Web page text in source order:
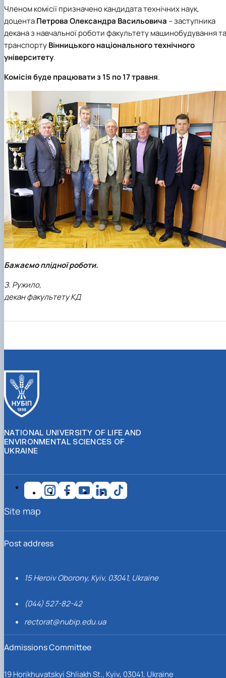
Членом комісії призначено кандидата технічних наук,
доцентаПетрова Олександра Васильовича – заступника
декана з навчальної роботи факультету машинобудування та
транспортуВінницького національного технічного
університету.
Комісія буде працюватиз 15 по 17 травня.
Бажаємо плідної роботи.
З. Ружило,
декан факультету КД
NATIONAL UNIVERSITY OF LIFE AND
ENVIRONMENTAL SCIENCES OF
UKRAINE
Post address
15 Heroiv Oborony, Kyiv, 03041, Ukraine
(044) 527-82-42
rectorat@nubip.edu.ua
Admissions Committee
19 Horikhuvatskyi Shliakh St., Kyiv, 03041, Ukraine
Site map